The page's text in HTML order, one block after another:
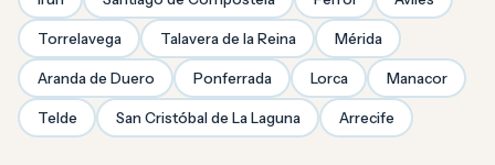
Torrelavega Talavera de la Reina Mérida
Aranda de Duero Ponferrada Lorca Manacor
Telde San Cristóbal de La Laguna Arrecife